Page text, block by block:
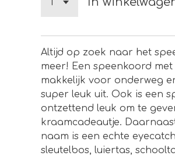
Altijd op zoek naar het
meer! Een speenkoord
makkelijk voor onderweg
super leuk uit. Ook is een
ontzettend leuk om te
kraamcadeautje.
naam is een echte
sleutelbos, luiertas,